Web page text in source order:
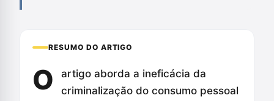
RESUMO DO ARTIGO
O
artigo aborda a ineficácia da
criminalização do consumo pessoal